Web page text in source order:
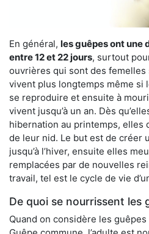
En général, les guêpes ont une
entre 12 et 22 jours, surtout
ouvrières qui sont des femelles
vivent plus longtemps même si
se reproduire et ensuite à
vivent jusqu’à un an. Dès
hibernation au printemps, elles
de leur nid. Le but est de créer
jusqu’à l’hiver, ensuite elles
remplacées par de nouvelles
travail, tel est le cycle de vie
De quoi se nourrissent les
Quand on considère les